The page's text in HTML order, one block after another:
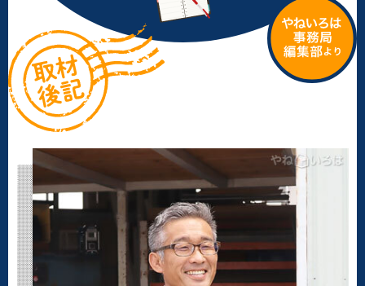
※１ カバー工法・・・金属屋根や外壁の重ね張りをする
リフォーム方法
※２ すが漏れ・・・積雪による屋根や壁の水漏れ
た今、まさに板金を熟知した頼れる親方だと感じました。
地域に密着している工事店として、今後も地元の方の良い
相談役でいてもらえたらお客さまとしても心強いですね！
（２０２５年２月取材）